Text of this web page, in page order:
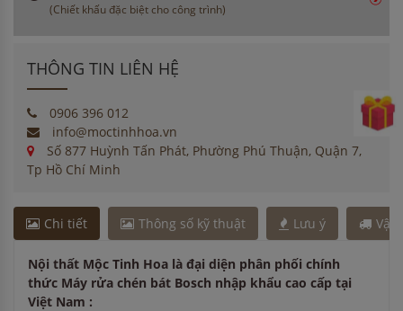
(Chiết khấu đặc biệt cho công trình)
THÔNG TIN LIÊN HỆ
0906 396 012
info@moctinhhoa.vn
Số 877 Huỳnh Tấn Phát, Phường Phú Thuận, Quận 7,
Tp Hồ Chí Minh
Chi tiết Thông số kỹ thuật Lưu ý Vận
Nội thất Mộc Tinh Hoa là đại diện phân phối chính
thức Máy rửa chén bát Bosch nhập khẩu cao cấp tại
Việt Nam :